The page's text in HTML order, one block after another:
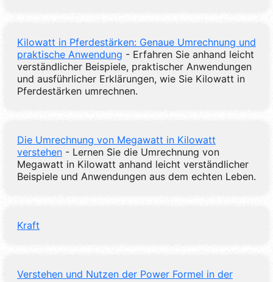
Kilowatt in Pferdestärken: Genaue Umrechnung und
praktische Anwendung - Erfahren Sie anhand leicht
verständlicher Beispiele, praktischer Anwendungen
und ausführlicher Erklärungen, wie Sie Kilowatt in
Pferdestärken umrechnen.
Die Umrechnung von Megawatt in Kilowatt
verstehen - Lernen Sie die Umrechnung von
Megawatt in Kilowatt anhand leicht verständlicher
Beispiele und Anwendungen aus dem echten Leben.
Kraft
Verstehen und Nutzen der Power Formel in der